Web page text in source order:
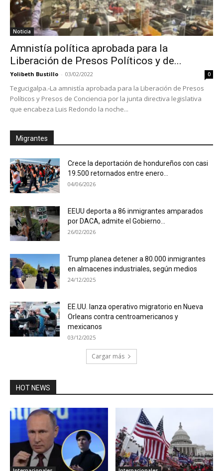
Noticia
Amnistía política aprobada para la
Liberación de Presos Políticos y de...
Yolibeth Bustillo - 03/02/2022 0
Tegucigalpa.-La amnistía aprobada para la Liberación de Presos
Políticos y Presos de Conciencia por la junta directiva legislativa
que encabeza Luis Redondo la noche...
Migrantes
Crece la deportación de hondureños con casi
19.500 retornados entre enero...
04/06/2026
EEUU deporta a 86 inmigrantes amparados
por DACA, admite el Gobierno...
26/02/2026
Trump planea detener a 80.000 inmigrantes
en almacenes industriales, según medios
24/12/2025
EE.UU. lanza operativo migratorio en Nueva
Orleans contra centroamericanos y
mexicanos
03/12/2025
Cargar más
HOT NEWS